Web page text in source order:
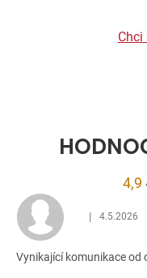
Chci
4,9
Hodnocení
| 4.5.2026
Vynikající komunikace od